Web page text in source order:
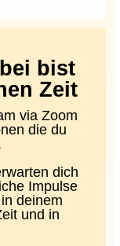
bist
Zeit
via Zoom
die du
dich
Impulse
deinem
und in